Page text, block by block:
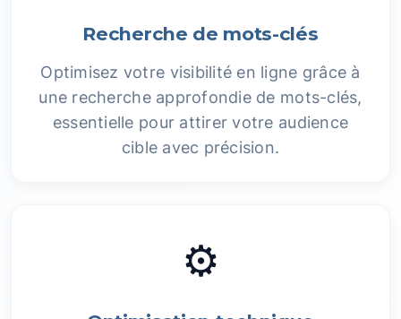
Recherche de mots-clés
Optimisez votre visibilité en ligne grâce à
une recherche approfondie de mots-clés,
essentielle pour attirer votre audience
cible avec précision.
⚙️